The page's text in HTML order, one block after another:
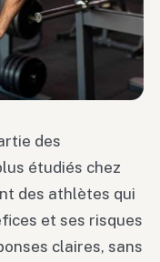
des
étudiés chez
des athlètes qui
et ses risques
claires, sans